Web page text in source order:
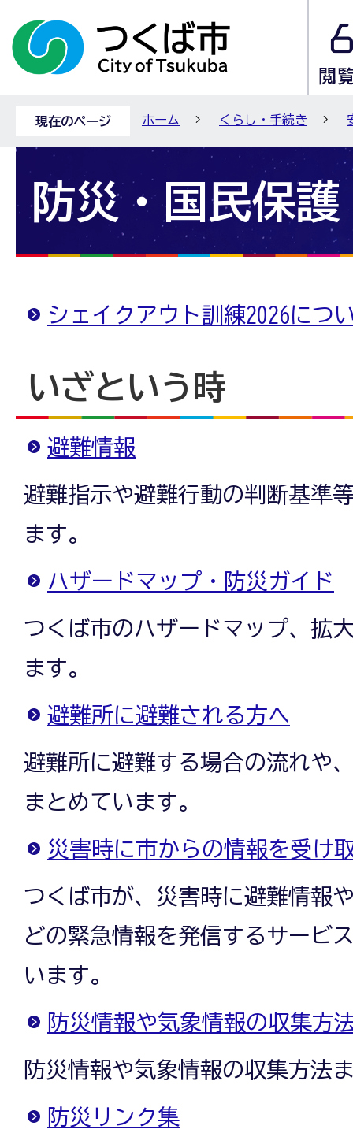
現在のページ ホーム くらし・手続き
防災・国民保護
シェイクアウト訓練2026につ
いざという時
避難情報
避難指示や避難行動の判断基準
ます。
ハザードマップ・防災ガイド
つくば市のハザードマップ、拡
ます。
避難所に避難される方へ
避難所に避難する場合の流れや
まとめています。
災害時に市からの情報を受け
つくば市が、災害時に避難情報
どの緊急情報を発信するサービ
います。
防災情報や気象情報の収集方
防災情報や気象情報の収集方法
防災リンク集